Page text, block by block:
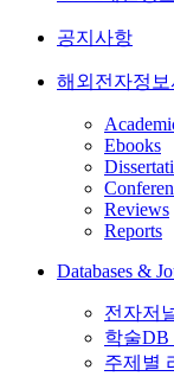
공지사항
해외전자정
Ebooks
Reviews
Reports
Databases &
전자저
학술DB
주제별